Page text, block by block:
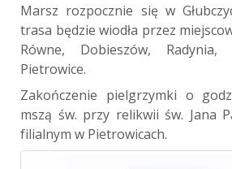
Marsz rozpocznie się w
trasa będzie wiodła przez
Równe, Dobieszów,
Pietrowice.
Zakończenie pielgrzymki o
mszą św. przy relikwii św. Jana
filialnym w Pietrowicach.